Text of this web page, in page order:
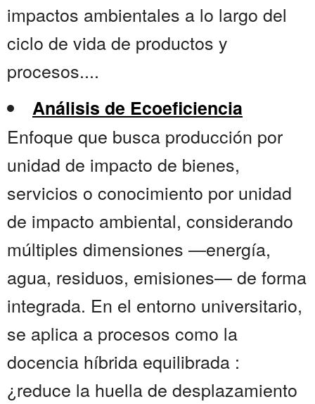
impactos ambientales a lo largo del
ciclo de vida de productos y
procesos....
Análisis de Ecoeficiencia
Enfoque que busca producción por
unidad de impacto de bienes,
servicios o conocimiento por unidad
de impacto ambiental, considerando
múltiples dimensiones —energía,
agua, residuos, emisiones— de forma
integrada. En el entorno universitario,
se aplica a procesos como la
docencia híbrida equilibrada :
¿reduce la huella de desplazamiento